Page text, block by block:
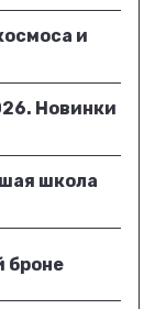
и
Новинки
школа
броне